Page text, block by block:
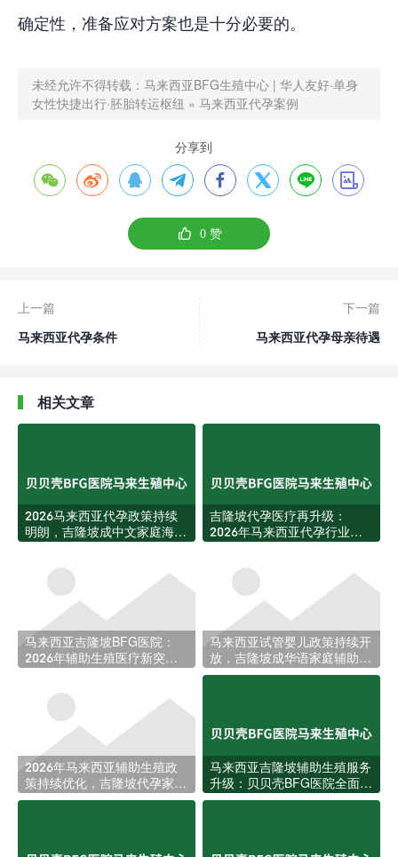
确定性，准备应对方案也是十分必要的。
未经允许不得转载： 马来西亚BFG生殖中心 | 华人友好·单身
女性快捷出行·胚胎转运枢纽 » 马来西亚代孕案例
分享到
       
 0赞
上一篇
马来西亚代孕条件
下一篇
马来西亚代孕母亲待遇
相关文章
2026马来西亚代孕政策持续
明朗，吉隆坡成中文家庭海外
吉隆坡代孕医疗再升级：
2026年马来西亚代孕行业迎
马来西亚吉隆坡BFG医院：
2026年辅助生殖医疗新突
马来西亚试管婴儿政策持续开
放，吉隆坡成华语家庭辅助生
育新热土
2026年马来西亚辅助生殖政
策持续优化，吉隆坡代孕家庭
迎来更多跨境选择
马来西亚吉隆坡辅助生殖服务
升级：贝贝壳BFG医院全面回
应本地家庭生育需求